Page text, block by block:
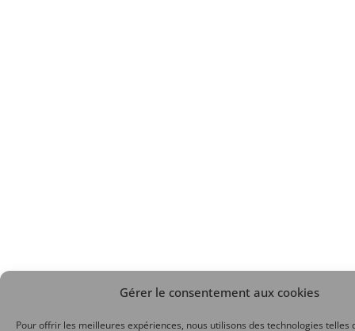
Gérer le consentement aux cookies
Pour offrir les meilleures expériences, nous utilisons des technologies telles